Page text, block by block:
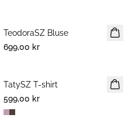
NYHET
TeodoraSZ Bluse
699,00 kr
NYHET
TatySZ T-shirt
599,00 kr